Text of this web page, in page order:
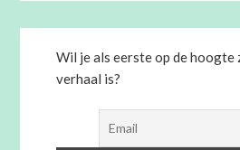
Wil je als eerste op de hoogte
verhaal is?